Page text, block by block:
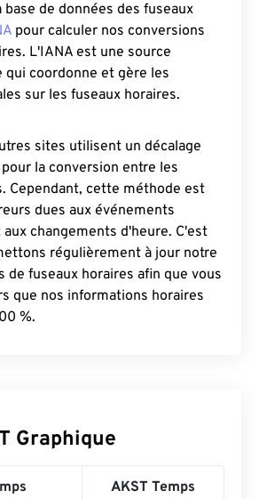
de données des fuseaux
pour calculer nos conversions
L'IANA est une source
qui coordonne et gère les
sur les fuseaux horaires.
sites utilisent un décalage
la conversion entre les
Cependant, cette méthode est
dues aux événements
changements d'heure. C'est
régulièrement à jour notre
de fuseaux horaires afin que vous
que nos informations horaires
%.
Graphique
AKST Temps